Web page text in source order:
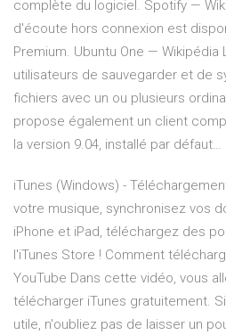
complète du logiciel. Spotify —
d'écoute hors connexion est
Premium. Ubuntu One — Wikipédia
utilisateurs de sauvegarder et de
fichiers avec un ou plusieurs
propose également un client
la version 9.04, installé par défaut…
iTunes (Windows) -
votre musique, synchronisez vos
iPhone et iPad, téléchargez des
l'iTunes Store ! Comment
YouTube Dans cette vidéo, vous
télécharger iTunes gratuitement.
utile, n'oubliez pas de laisser un